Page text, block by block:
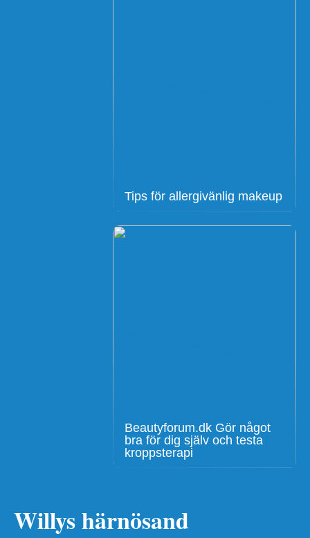
Tips för allergivänlig makeup
Beautyforum.dk Gör något
bra för dig själv och testa
kroppsterapi
Willys härnösand